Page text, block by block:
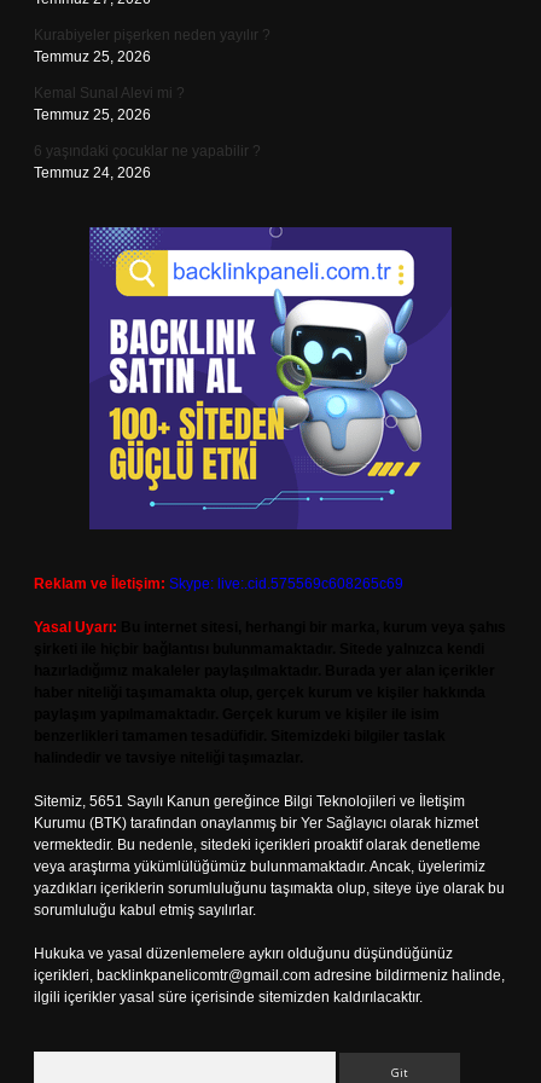
Kurabiyeler pişerken neden yayılır ?
Temmuz 25, 2026
Kemal Sunal Alevi mi ?
Temmuz 25, 2026
6 yaşındaki çocuklar ne yapabilir ?
Temmuz 24, 2026
Reklam ve İletişim: Skype: live:.cid.575569c608265c69
Yasal Uyarı:
Sitemiz, 5651 Sayılı Kanun gereğince Bilgi Teknolojileri ve İletişim
Kurumu (BTK) tarafından onaylanmış bir Yer Sağlayıcı olarak hizmet
vermektedir. Bu nedenle, sitedeki içerikleri proaktif olarak denetleme
veya araştırma yükümlülüğümüz bulunmamaktadır. Ancak, üyelerimiz
yazdıkları içeriklerin sorumluluğunu taşımakta olup, siteye üye olarak bu
sorumluluğu kabul etmiş sayılırlar.
Hukuka ve yasal düzenlemelere aykırı olduğunu düşündüğünüz
içerikleri, backlinkpanelicomtr@gmail.com adresine bildirmeniz halinde,
ilgili içerikler yasal süre içerisinde sitemizden kaldırılacaktır.